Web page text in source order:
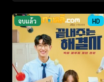
จบแล้ว HD